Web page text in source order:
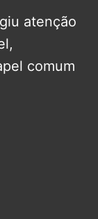
atenção
comum